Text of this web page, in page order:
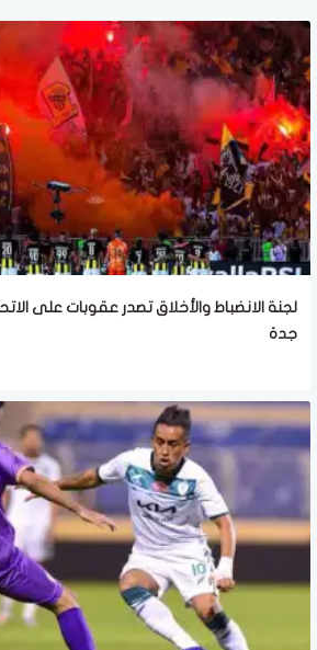
لجنة الانضباط والأخلاق تصدر عقوبات على
جدة